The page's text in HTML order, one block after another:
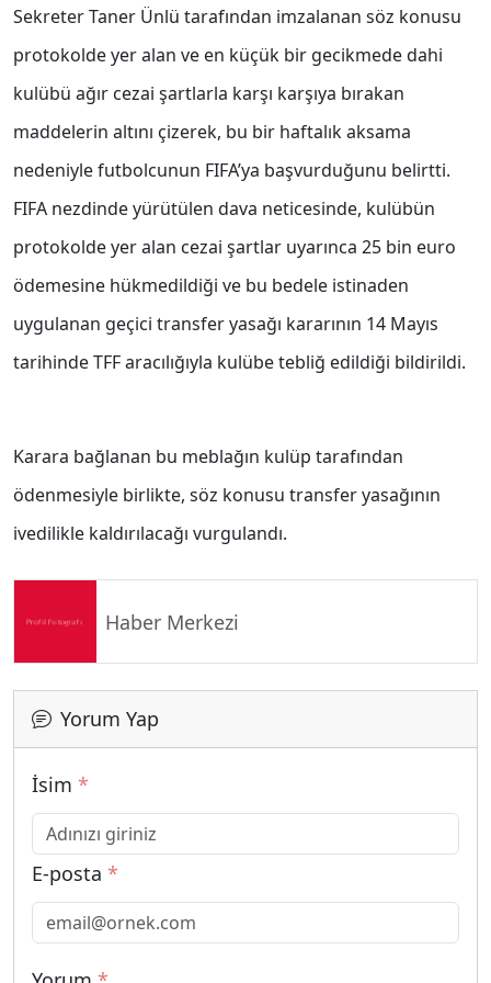
Sekreter Taner Ünlü tarafından imzalanan söz konusu
protokolde yer alan ve en küçük bir gecikmede dahi
kulübü ağır cezai şartlarla karşı karşıya bırakan
maddelerin altını çizerek, bu bir haftalık aksama
nedeniyle futbolcunun FIFA’ya başvurduğunu belirtti.
FIFA nezdinde yürütülen dava neticesinde, kulübün
protokolde yer alan cezai şartlar uyarınca 25 bin euro
ödemesine hükmedildiği ve bu bedele istinaden
uygulanan geçici transfer yasağı kararının 14 Mayıs
tarihinde TFF aracılığıyla kulübe tebliğ edildiği bildirildi.
Karara bağlanan bu meblağın kulüp tarafından
ödenmesiyle birlikte, söz konusu transfer yasağının
ivedilikle kaldırılacağı vurgulandı.
Haber Merkezi
Yorum Yap
İsim *
E-posta *